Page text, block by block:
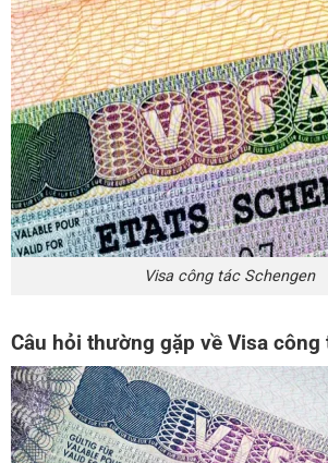
Visa công tác Schengen
Câu hỏi thường gặp về Visa công